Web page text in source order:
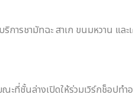
การชามัทฉะ สาเก ขนมหวาน และ
ชั้นล่างเปิดให้ร่วมเวิร์กช็อปทำอ